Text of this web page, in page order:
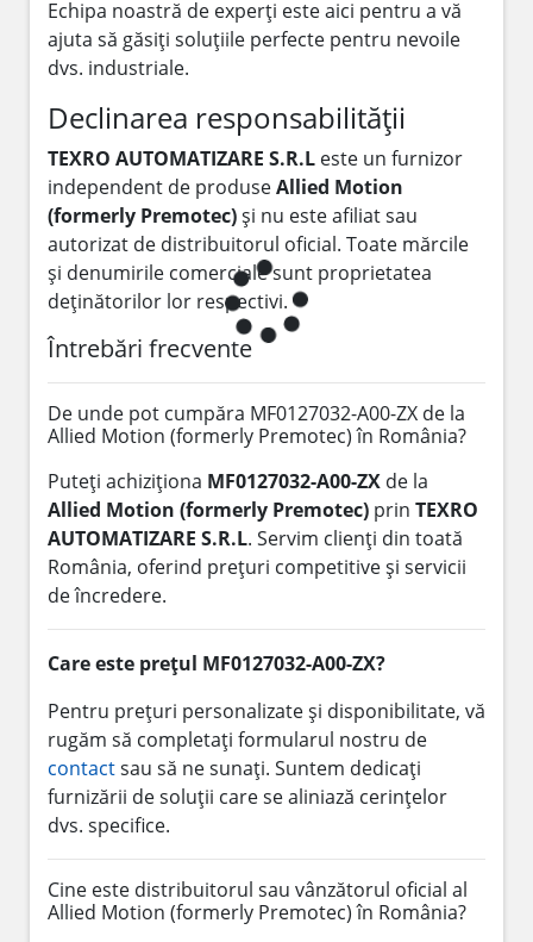
Echipa noastră de experți este aici pentru a vă
ajuta să găsiți soluțiile perfecte pentru nevoile
dvs. industriale.
Declinarea responsabilității
TEXRO AUTOMATIZARE S.R.L este un furnizor
independent de produseAllied Motion
(formerly Premotec)și nu este afiliat sau
autorizat de distribuitorul oficial. Toate mărcile
și denumirile comerciale sunt proprietatea
deținătorilor lor respectivi.
Întrebări frecvente
De unde pot cumpăra MF0127032-A00-ZX de la
Allied Motion (formerly Premotec) în România?
Puteți achiziționa MF0127032-A00-ZX de la
Allied Motion (formerly Premotec) prin TEXRO
AUTOMATIZARE S.R.L. Servim clienți din toată
România, oferind prețuri competitive și servicii
de încredere.
Care este prețul MF0127032-A00-ZX?
Pentru prețuri personalizate și disponibilitate, vă
rugăm să completați formularul nostru de
contactsau să ne sunați. Suntem dedicați
furnizării de soluții care se aliniază cerințelor
dvs. specifice.
Cine este distribuitorul sau vânzătorul oficial al
Allied Motion (formerly Premotec) în România?